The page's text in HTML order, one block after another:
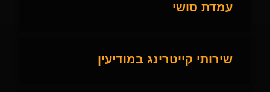
עמדת סושי
שירותי קייטרינג במודיעין